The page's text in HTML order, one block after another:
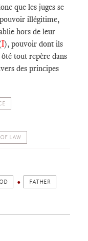
que les juges se
illégitime,
hors de leur
I), pouvoir dont ils
tout repère dans
des principes
LAW
FATHER